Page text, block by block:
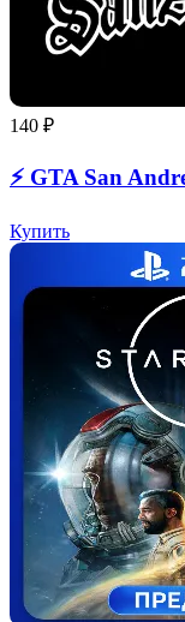
140 ₽
⚡️ GTA San
Купить